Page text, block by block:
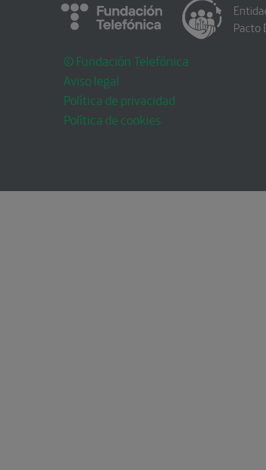
© Fundación Telefónica
Aviso legal
Política de privacidad
Política de cookies
Pacto